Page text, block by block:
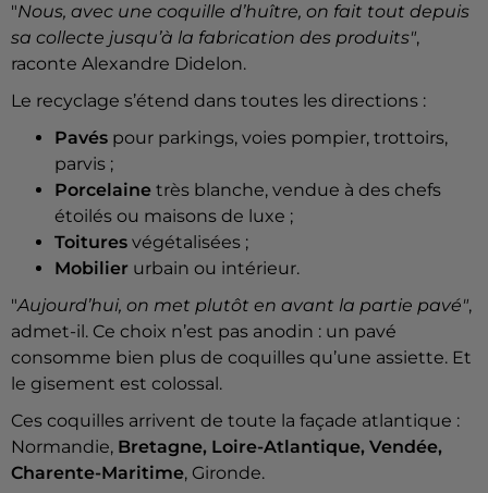
"Nous, avec une coquille d’huître, on fait tout depuis
sa collecte jusqu’à la fabrication des produits",
raconte Alexandre Didelon.
Le recyclage s’étend dans toutes les directions :
Pavés pour parkings, voies pompier, trottoirs,
parvis ;
Porcelaine très blanche, vendue à des chefs
étoilés ou maisons de luxe ;
Toitures végétalisées ;
Mobilier urbain ou intérieur.
"Aujourd’hui, on met plutôt en avant la partie pavé",
admet-il. Ce choix n’est pas anodin : un pavé
consomme bien plus de coquilles qu’une assiette. Et
le gisement est colossal.
Ces coquilles arrivent de toute la façade atlantique :
Normandie, Bretagne, Loire-Atlantique, Vendée,
Charente-Maritime, Gironde.